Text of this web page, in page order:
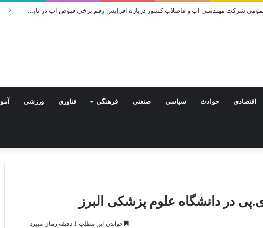
اطلاعیه روابط عمومی شرکت مهندسی آب و فاضلاب کشور درباره افزایش رقم برخی قبوض آب در تابستان
اقتصادی حوادث سیاسی صنعتی فرهنگی فناوری ورزشی
در دانشگاه علوم پزشکی البرز
خواندن این مطلب 1 دقیقه زمان میبرد